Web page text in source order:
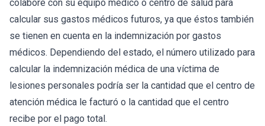
colabore con su equipo médico o centro de salud para
calcular sus gastos médicos futuros, ya que éstos también
se tienen en cuenta en la indemnización por gastos
médicos. Dependiendo del estado, el número utilizado para
calcular la indemnización médica de una víctima de
lesiones personales podría ser la cantidad que el centro de
atención médica le facturó o la cantidad que el centro
recibe por el pago total.